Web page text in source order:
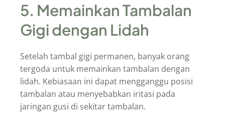
5. Memainkan Tambalan
Gigi dengan Lidah
Setelah tambal gigi permanen, banyak orang
tergoda untuk memainkan tambalan dengan
lidah. Kebiasaan ini dapat mengganggu posisi
tambalan atau menyebabkan iritasi pada
jaringan gusi di sekitar tambalan.